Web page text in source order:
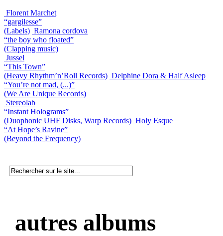
Florent Marchet
“gargilesse”
(Labels) Ramona cordova
“the boy who floated”
(Clapping music)
Jussel
“This Town”
(Heavy Rhythm’n’Roll Records) Delphine Dora & Half Asleep
“You’re not mad, (...)”
(We Are Unique Records)
Stereolab
“Instant Holograms”
(Duophonic UHF Disks, Warp Records) Holy Esque
“At Hope’s Ravine”
(Beyond the Frequency)
autres albums